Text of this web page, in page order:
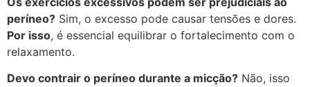
períneo? Sim, o excesso pode causar tensões e dores.
Por isso, é essencial equilibrar o fortalecimento com o
relaxamento.
Devo contrair o períneo durante a micção? Não, isso